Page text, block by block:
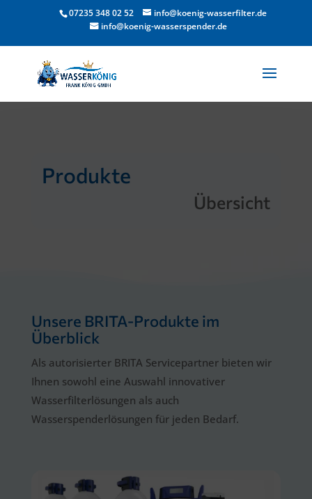
info@koenig-wasserspender.de
07235 348 02 52 info@koenig-wasserfilter.de
Produkte
Übersicht
Unsere BRITA-Produkte im
Überblick
Als autorisierter BRITA Servicepartner bieten wir
Ihnen sowohl eine Auswahl innovativer
Wasserfilterlösungen als auch
Wasserspenderlösungen für jeden Bedarf.